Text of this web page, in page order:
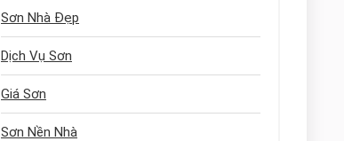
Sơn Nhà Đẹp
Dịch Vụ Sơn
Giá Sơn
Sơn Nền Nhà